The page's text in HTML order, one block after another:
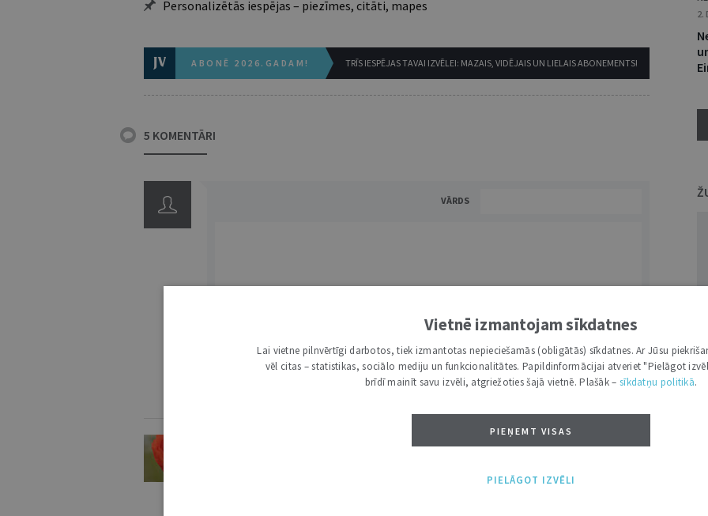
Personalizētās iespējas – piezīmes, citāti, mapes
ABONĒ 2026.GADAM! TRĪS IESPĒJAS TAVAI IZVĒLEI: MAZAIS, VIDĒJAIS UN LIELAIS ABONEMENTS!
5 KOMENTĀRI
VĀRDS
IENĀKT: PIEVIENOT
2.
Vietnē izmantojam sīkdatnes
Lai vietne pilnvērtīgi darbotos, tiek izmantotas nepieciešamās (obligātās) sīkdatnes. Ar Jūsu
vēl citas – statistikas, sociālo mediju un funkcionalitātes. Papildinformācijai atveriet "Pielāgot
brīdī mainīt savu izvēli, atgriežoties šajā vietnē. Plašāk – sīkdatņu politikā.
PIEŅEMT VISAS
PIELĀGOT IZVĒLI